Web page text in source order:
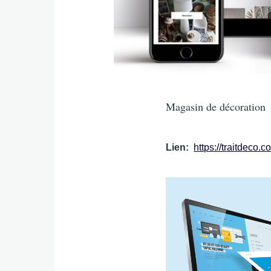
Intro
Magasin de décoration
Lien https://